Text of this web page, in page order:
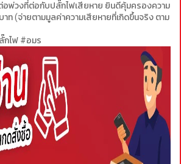
พ่วงที่ต่อกับปลั๊กไฟเสียหาย ยินดีคุ้มครองความ
ท (จ่ายตามมูลค่าความเสียหายที่เกิดขึ้นจริง ตาม
กไฟ #อมร